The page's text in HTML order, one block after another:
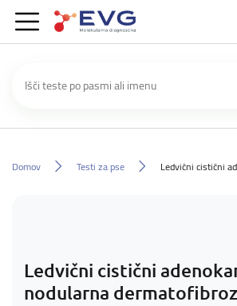
Domov Testi za pse Ledvični cistični
Ledvični cistični
nodularna